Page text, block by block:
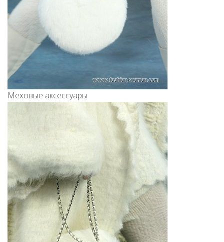
Меховые аксессуары